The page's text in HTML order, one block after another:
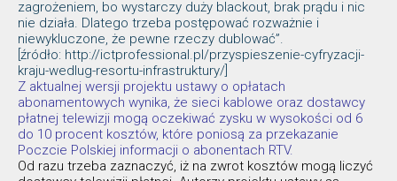
zagrożeniem, bo wystarczy duży blackout, brak prądu i nic
nie działa. Dlatego trzeba postępować rozważnie i
niewykluczone, że pewne rzeczy dublować”.
[źródło: http://ictprofessional.pl/przyspieszenie-cyfryzacji-
kraju-wedlug-resortu-infrastruktury/]
Z aktualnej wersji projektu ustawy o opłatach
abonamentowych wynika, że sieci kablowe oraz dostawcy
płatnej telewizji mogą oczekiwać zysku w wysokości od 6
do 10 procent kosztów, które poniosą za przekazanie
Poczcie Polskiej informacji o abonentach RTV.
Od razu trzeba zaznaczyć, iż na zwrot kosztów mogą liczyć